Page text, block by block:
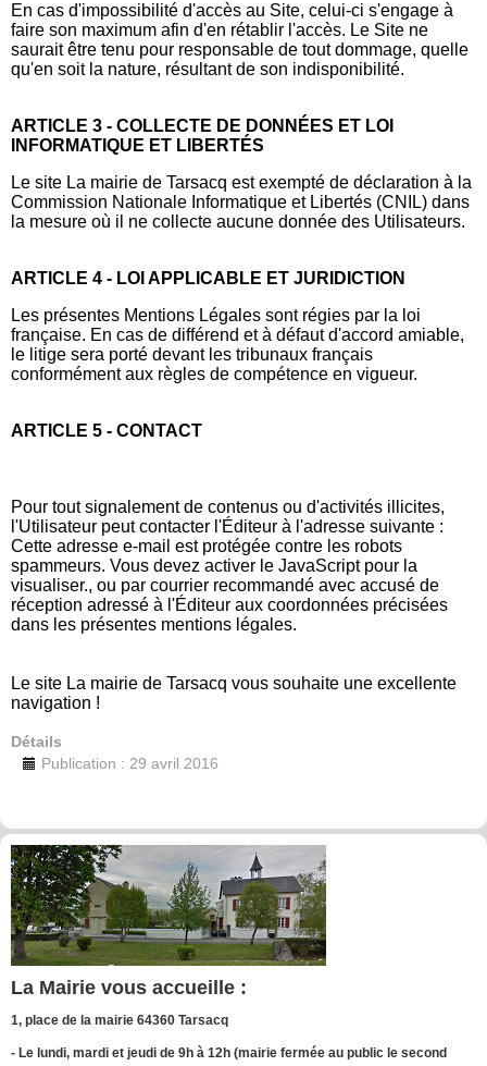
En cas d'impossibilité d'accès au Site, celui-ci s'engage à
faire son maximum afin d'en rétablir l'accès. Le Site ne
saurait être tenu pour responsable de tout dommage, quelle
qu'en soit la nature, résultant de son indisponibilité.
ARTICLE 3 - COLLECTE DE DONNÉES ET LOI
INFORMATIQUE ET LIBERTÉS
Le site La mairie de Tarsacq est exempté de déclaration à la
Commission Nationale Informatique et Libertés (CNIL) dans
la mesure où il ne collecte aucune donnée des Utilisateurs.
ARTICLE 4 - LOI APPLICABLE ET JURIDICTION
Les présentes Mentions Légales sont régies par la loi
française. En cas de différend et à défaut d'accord amiable,
le litige sera porté devant les tribunaux français
conformément aux règles de compétence en vigueur.
ARTICLE 5 - CONTACT
Pour tout signalement de contenus ou d'activités illicites,
l'Utilisateur peut contacter l'Éditeur à l'adresse suivante :
Cette adresse e-mail est protégée contre les robots
spammeurs. Vous devez activer le JavaScript pour la
visualiser., ou par courrier recommandé avec accusé de
réception adressé à l'Éditeur aux coordonnées précisées
dans les présentes mentions légales.
Le site La mairie de Tarsacq vous souhaite une excellente
navigation !
Détails
Publication : 29 avril 2016
La Mairie vous accueille :
1, place de la mairie 64360 Tarsacq
- Le lundi, mardi et jeudi de 9h à 12h (mairie fermée au public le second